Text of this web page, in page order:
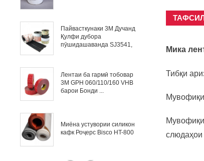
Пайвасткунаки 3M Дучанд
Қулфи дубора
пӯшидашаванда SJ3541,
Лентаи ба гармӣ тобовар
3M GPH 060/110/160 VHB
барои Бонди ...
Миёна устувории силикон
кафк Роҷерс Bisco HT-800
Мика
Тибқи
слюдаҳои